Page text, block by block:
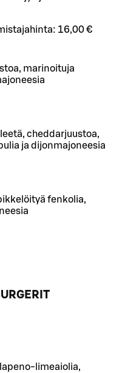
16,00 €
marinoituja
cheddarjuustoa,
ja dijonmajoneesia
fenkolia,
limeaiolia,